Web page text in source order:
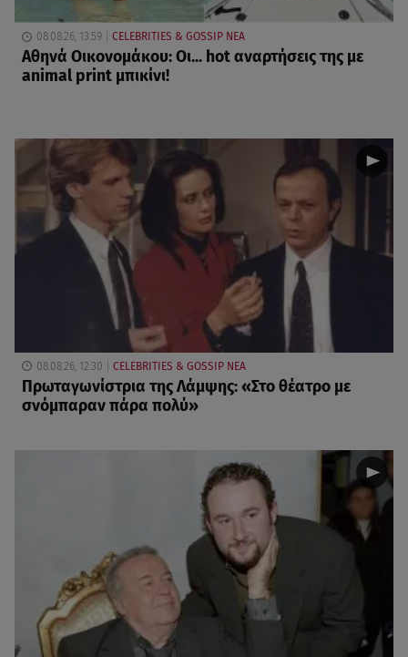
08.08.26, 13:59 CELEBRITIES & GOSSIP ΝΕΑ
Αθηνά Οικονομάκου: Οι... hot αναρτήσεις της με
animal print μπικίνι!
08.08.26, 12:30 CELEBRITIES & GOSSIP ΝΕΑ
Πρωταγωνίστρια της Λάμψης: «Στο θέατρο με
σνόμπαραν πάρα πολύ»